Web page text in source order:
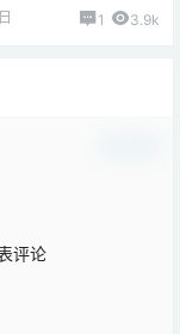
1 3.9k
评论